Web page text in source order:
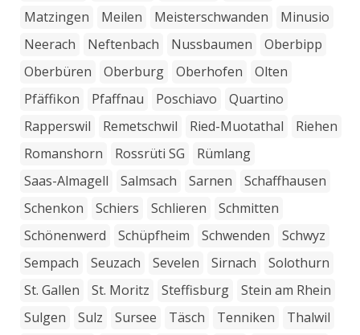
Matzingen
Meilen Meisterschwanden
Minusio
Neerach
Neftenbach Nussbaumen
Oberbipp
Oberbüren
Oberburg Oberhofen
Olten
Pfäffikon
Pfaffnau Poschiavo
Quartino
Rapperswil
Remetschwil Ried-Muotathal
Riehen
Romanshorn
Rossrüti SG
Rümlang
Saas-Almagell
Salmsach Sarnen
Schaffhausen
Schenkon
Schiers Schlieren
Schmitten
Schönenwerd
Schüpfheim Schwenden
Schwyz
Sempach
Seuzach Sevelen Sirnach
Solothurn
St. Gallen
St. Moritz Steffisburg
Stein am Rhein
Sulgen
Sulz Sursee Täsch Tenniken
Thalwil